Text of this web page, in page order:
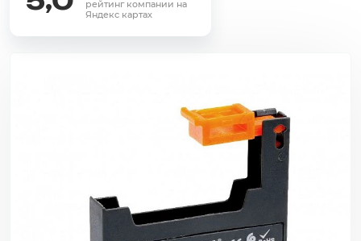
рейтинг компании на
Яндекс картах